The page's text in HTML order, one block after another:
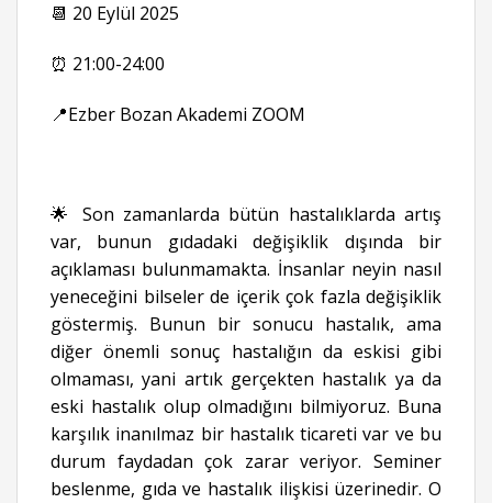
📆 20 Eylül 2025
⏰ 21:00-24:00
📍Ezber Bozan Akademi ZOOM
🌟 Son zamanlarda bütün hastalıklarda artış
var, bunun gıdadaki değişiklik dışında bir
açıklaması bulunmamakta. İnsanlar neyin nasıl
yeneceğini bilseler de içerik çok fazla değişiklik
göstermiş. Bunun bir sonucu hastalık, ama
diğer önemli sonuç hastalığın da eskisi gibi
olmaması, yani artık gerçekten hastalık ya da
eski hastalık olup olmadığını bilmiyoruz. Buna
karşılık inanılmaz bir hastalık ticareti var ve bu
durum faydadan çok zarar veriyor. Seminer
beslenme, gıda ve hastalık ilişkisi üzerinedir. O